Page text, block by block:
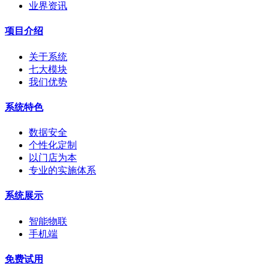
业界资讯
项目介绍
关于系统
七大模块
我们优势
系统特色
数据安全
个性化定制
以门店为本
专业的实施体系
系统展示
智能物联
手机端
免费试用